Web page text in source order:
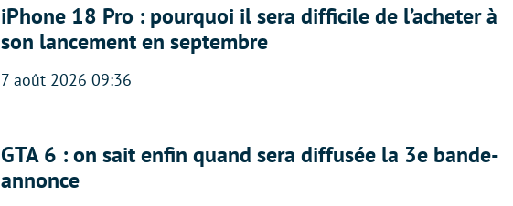
iPhone 18 Pro : pourquoi il sera difficile de l’acheter à
son lancement en septembre
7 août 2026 09:36
GTA 6 : on sait enfin quand sera diffusée la 3e bande-
annonce